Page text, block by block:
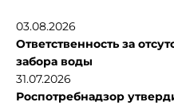
03.08.2026
Ответственность за
забора воды
31.07.2026
Роспотребнадзор